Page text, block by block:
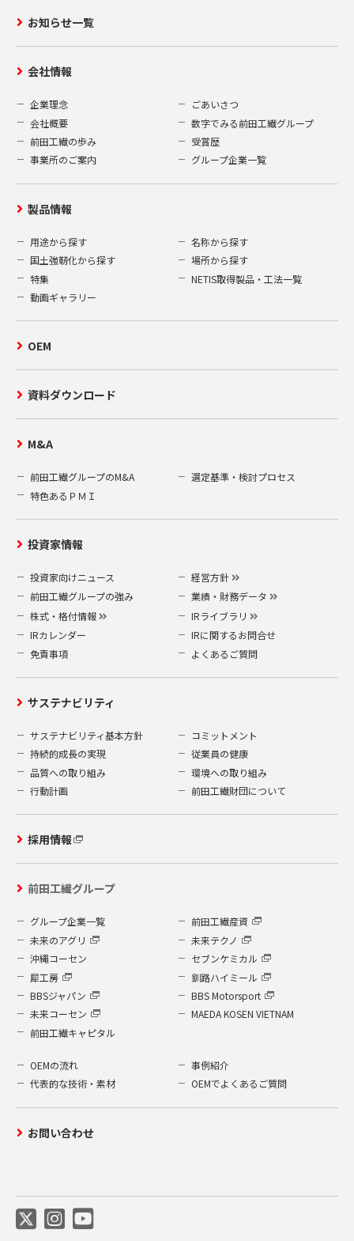
お知らせ一覧
会社情報
企業理念
ごあいさつ
会社概要
数字でみる前田工繊グループ
前田工繊の歩み
受賞歴
事業所のご案内
グループ企業一覧
製品情報
用途から探す
名称から探す
国土強靭化から探す
場所から探す
特集
NETIS取得製品・工法一覧
動画ギャラリー
OEM
資料ダウンロード
M&A
前田工繊グループのM&A
選定基準・検討プロセス
特色あるＰＭＩ
投資家情報
投資家向けニュース
経営方針
前田工繊グループの強み
業績・財務データ
株式・格付情報
IRライブラリ
IRカレンダー
IRに関するお問合せ
免責事項
よくあるご質問
サステナビリティ
サステナビリティ基本方針
コミットメント
持続的成長の実現
従業員の健康
品質への取り組み
環境への取り組み
行動計画
前田工繊財団について
採用情報
前田工繊グループ
グループ企業一覧
前田工繊産資
未来のアグリ
未来テクノ
沖縄コーセン
セブンケミカル
犀工房
釧路ハイミール
BBSジャパン
BBS Motorsport
未来コーセン
MAEDA KOSEN VIETNAM
前田工繊キャピタル
OEMの流れ
事例紹介
代表的な技術・素材
OEMでよくあるご質問
お問い合わせ